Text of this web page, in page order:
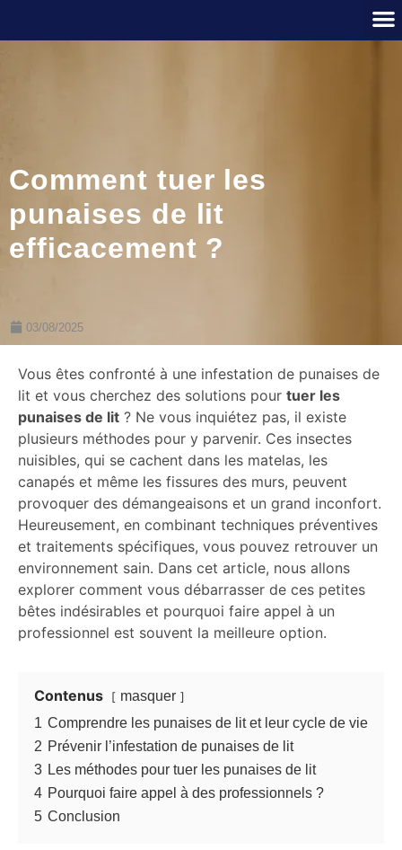
Comment tuer les
punaises de lit
efficacement ?
03/08/2025
Vous êtes confronté à une infestation de punaises de
lit et vous cherchez des solutions pour tuer les
punaises de lit ? Ne vous inquiétez pas, il existe
plusieurs méthodes pour y parvenir. Ces insectes
nuisibles, qui se cachent dans les matelas, les
canapés et même les fissures des murs, peuvent
provoquer des démangeaisons et un grand inconfort.
Heureusement, en combinant techniques préventives
et traitements spécifiques, vous pouvez retrouver un
environnement sain. Dans cet article, nous allons
explorer comment vous débarrasser de ces petites
bêtes indésirables et pourquoi faire appel à un
professionnel est souvent la meilleure option.
Contenus
masquer
1 Comprendre les punaises de lit et leur cycle de vie
2 Prévenir l’infestation de punaises de lit
3 Les méthodes pour tuer les punaises de lit
4 Pourquoi faire appel à des professionnels ?
5 Conclusion